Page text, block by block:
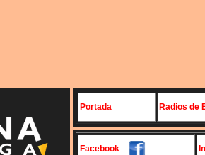
Portada Radios de
Facebook